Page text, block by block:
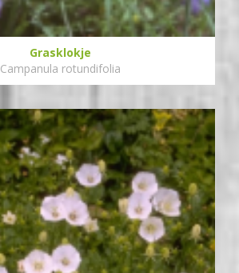
Grasklokje
Campanula rotundifolia